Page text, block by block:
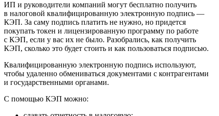
ИП и руководители компаний могут бесплатно получить
в налоговой квалифицированную электронную подпись —
КЭП. За саму подпись платить не нужно, но придется
покупать токен и лицензированную программу по работе
с КЭП, если у вас их не было. Разобрались, как получить
КЭП, сколько это будет стоить и как пользоваться подписью.
Квалифицированную электронную подпись используют,
чтобы удаленно обмениваться документами с контрагентами
и государственными органами.
С помощью КЭП можно: